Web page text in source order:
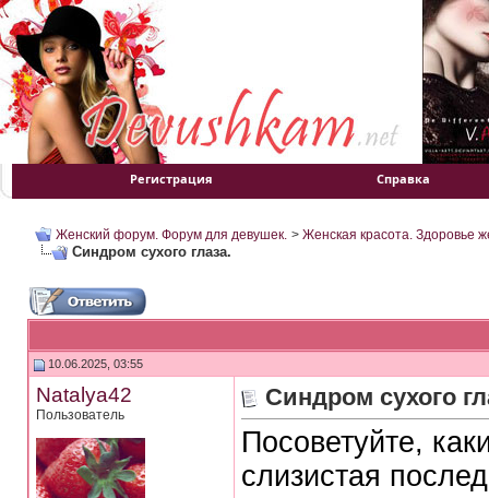
Регистрация Справка
Женский форум. Форум для девушек. > Женская красота. Здоровье
Синдром сухого глаза.
10.06.2025, 03:55
Natalya42
Пользователь
Синдром сухого
Посоветуйте,
слизистая